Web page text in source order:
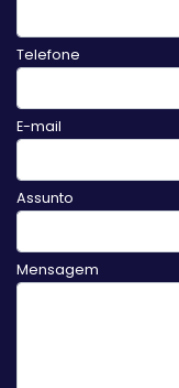
Telefone
E-mail
Assunto
Mensagem